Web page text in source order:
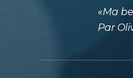
«Ma
Par